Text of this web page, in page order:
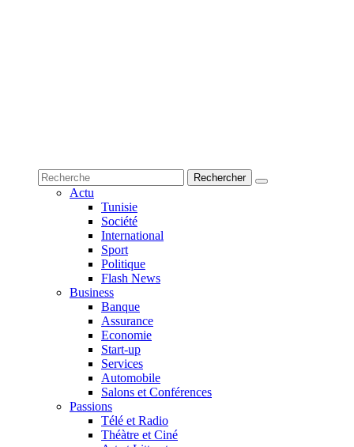
Actu
Tunisie
Société
International
Sport
Politique
Flash News
Business
Banque
Assurance
Economie
Start-up
Services
Automobile
Salons et Conférences
Passions
Télé et Radio
Théàtre et Ciné